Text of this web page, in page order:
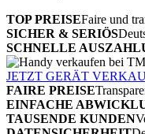
TOP PREISEFaire und
SICHER & SERIÖS
SCHNELLE
JETZT GERÄT
FAIRE PREISE
EINFACHE
TAUSENDE KUNDEN